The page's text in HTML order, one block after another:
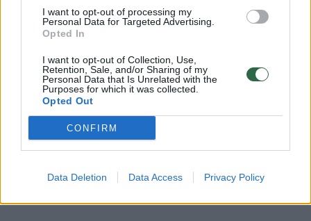
I want to opt-out of processing my
Personal Data for Targeted Advertising.
Opted In
I want to opt-out of Collection, Use,
Retention, Sale, and/or Sharing of my
Personal Data that Is Unrelated with the
Purposes for which it was collected.
Opted Out
CONFIRM
Data Deletion Data Access Privacy Policy
„Kiekvieną kartą iš gerklės imti tepinėliai
Pacientas neigiamo testo atsakymo niekada
nebuvo gavęs. Galime teigti, kad tai buvo
viena tęstinė infekcija, nes jos genetinis
žymuo – informacija, kurią gavome
nustatinėdami viruso genomo seką, – šiame
paciente buvo unikalus ir pastovus“, – teigė